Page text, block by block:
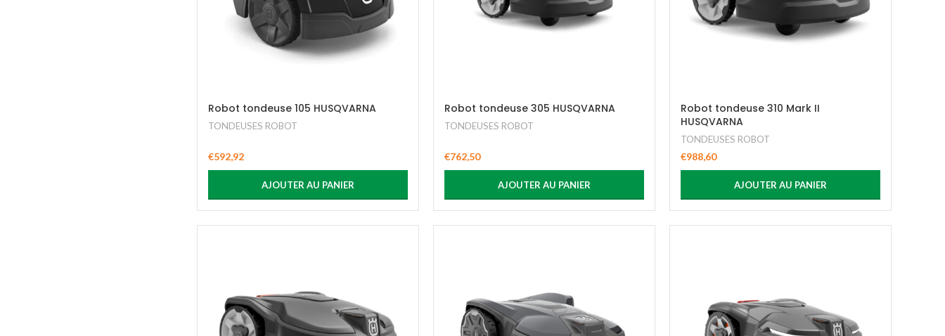
Robot tondeuse 105 HUSQVARNA
TONDEUSES ROBOT
€592,92
AJOUTER AU PANIER
Robot tondeuse 305 HUSQVARNA
TONDEUSES ROBOT
€762,50
AJOUTER AU PANIER
Robot tondeuse 310 Mark II
HUSQVARNA
TONDEUSES ROBOT
€988,60
AJOUTER AU PANIER